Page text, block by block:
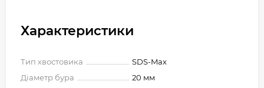
Характеристики
Тип хвостовика
SDS-Max
Діаметр бура
20 мм